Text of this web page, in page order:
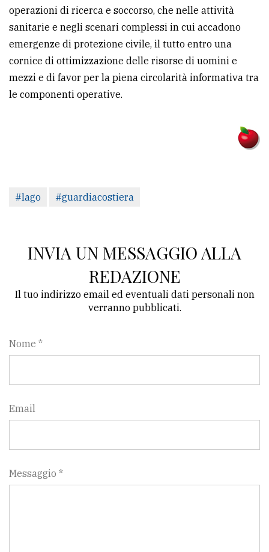
operazioni di ricerca e soccorso, che nelle attività
sanitarie e negli scenari complessi in cui accadono
emergenze di protezione civile, il tutto entro una
cornice di ottimizzazione delle risorse di uomini e
mezzi e di favor per la piena circolarità informativa tra
le componenti operative.
#lago #guardiacostiera
INVIA UN MESSAGGIO ALLA
REDAZIONE
Il tuo indirizzo email ed eventuali dati personali non
verranno pubblicati.
Nome *
Email
Messaggio *